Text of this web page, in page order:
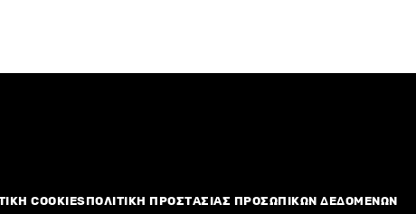
COOKIESΠΟΛΙΤΙΚΗ ΠΡΟΣΤΑΣΙΑΣ ΠΡΟΣΩΠΙΚΩΝ ΔΕΔΟΜΕΝΩΝ